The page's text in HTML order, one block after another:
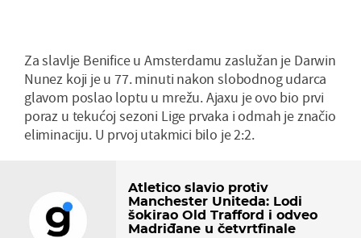
Za slavlje Benifice u Amsterdamu zaslužan je Darwin
Nunez koji je u 77. minuti nakon slobodnog udarca
glavom poslao loptu u mrežu. Ajaxu je ovo bio prvi
poraz u tekućoj sezoni Lige prvaka i odmah je značio
eliminaciju. U prvoj utakmici bilo je 2:2.
Atletico slavio protiv
Manchester Uniteda: Lodi
šokirao Old Trafford i odveo
Madriđane u četvrtfinale